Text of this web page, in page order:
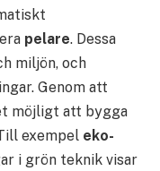
pelare. Dessa
miljön, och
Genom att
möjligt att bygga
exempel eko-
i grön teknik visar